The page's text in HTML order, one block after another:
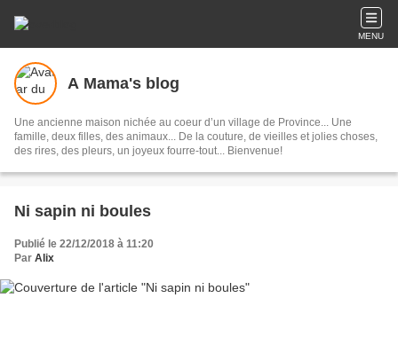
MENU
A Mama's blog
Une ancienne maison nichée au coeur d’un village de Province... Une
famille, deux filles, des animaux... De la couture, de vieilles et jolies choses,
des rires, des pleurs, un joyeux fourre-tout... Bienvenue!
Ni sapin ni boules
Publié le 22/12/2018 à 11:20
Par Alix